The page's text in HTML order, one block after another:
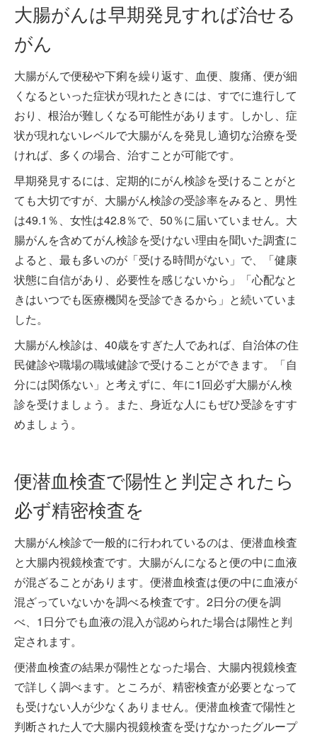
大腸がんは早期発見すれば治せる
がん
大腸がんで便秘や下痢を繰り返す、血便、腹痛、便が細
くなるといった症状が現れたときには、すでに進行して
おり、根治が難しくなる可能性があります。しかし、症
状が現れないレベルで大腸がんを発見し適切な治療を受
ければ、多くの場合、治すことが可能です。
早期発見するには、定期的にがん検診を受けることがと
ても大切ですが、大腸がん検診の受診率をみると、男性
は49.1％、女性は42.8％で、50％に届いていません。大
腸がんを含めてがん検診を受けない理由を聞いた調査に
よると、最も多いのが「受ける時間がない」で、「健康
状態に自信があり、必要性を感じないから」「心配なと
きはいつでも医療機関を受診できるから」と続いていま
した。
大腸がん検診は、40歳をすぎた人であれば、自治体の住
民健診や職場の職域健診で受けることができます。「自
分には関係ない」と考えずに、年に1回必ず大腸がん検
診を受けましょう。また、身近な人にもぜひ受診をすす
めましょう。
便潜血検査で陽性と判定されたら
必ず精密検査を
大腸がん検診で一般的に行われているのは、便潜血検査
と大腸内視鏡検査です。大腸がんになると便の中に血液
が混ざることがあります。便潜血検査は便の中に血液が
混ざっていないかを調べる検査です。2日分の便を調
べ、1日分でも血液の混入が認められた場合は陽性と判
定されます。
便潜血検査の結果が陽性となった場合、大腸内視鏡検査
で詳しく調べます。ところが、精密検査が必要となって
も受けない人が少なくありません。便潜血検査で陽性と
判断された人で大腸内視鏡検査を受けなかったグループ